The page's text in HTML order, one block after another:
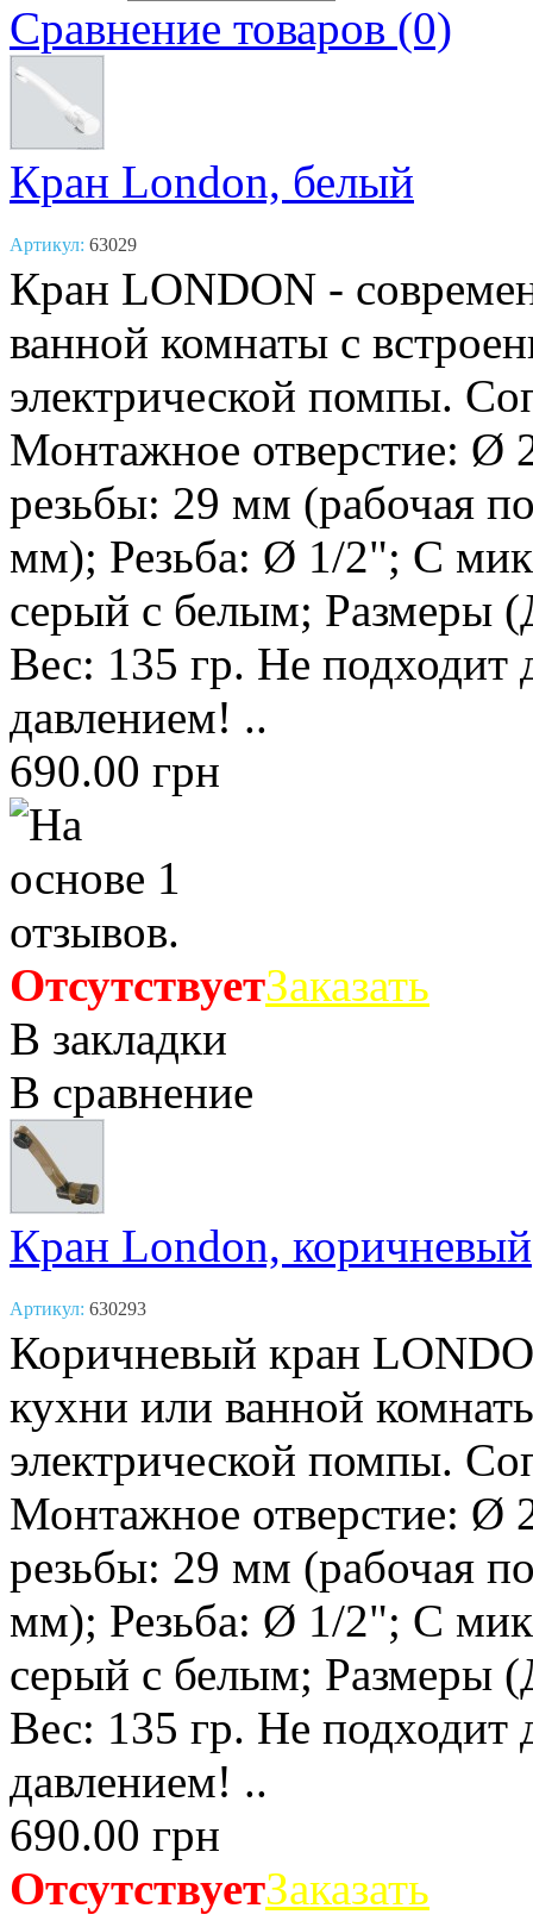
Сравнение товаров (0)
Кран London, белый
Артикул: 63029
Кран LONDON -
ванной комнаты с
электрической помпы.
Монтажное отверстие:
резьбы: 29 мм (рабочая
мм); Резьба: Ø 1/2"; С
серый с белым;
Вес: 135 гр. Не подходит
давлением! ..
690.00 грн
ОтсутствуетЗаказать
В закладки
В сравнение
Кран London, коричневый
Артикул: 630293
Коричневый кран
кухни или ванной
электрической помпы.
Монтажное отверстие:
резьбы: 29 мм (рабочая
мм); Резьба: Ø 1/2"; С
серый с белым;
Вес: 135 гр. Не подходит
давлением! ..
690.00 грн
ОтсутствуетЗаказать